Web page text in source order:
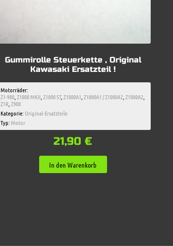
Gummirolle Steuerkette , Original
Kawasaki Ersatzteil !
Motorräder:
Z1-900 ,Z1000 MKII ,Z1000 ST,Z1000A1 ,Z1000A1 / Z1000A2 ,Z1000A2
Z1R ,Z900
Kategorie:Original-Ersatzteile
Typ: Motor
21,90€
In den Warenkorb